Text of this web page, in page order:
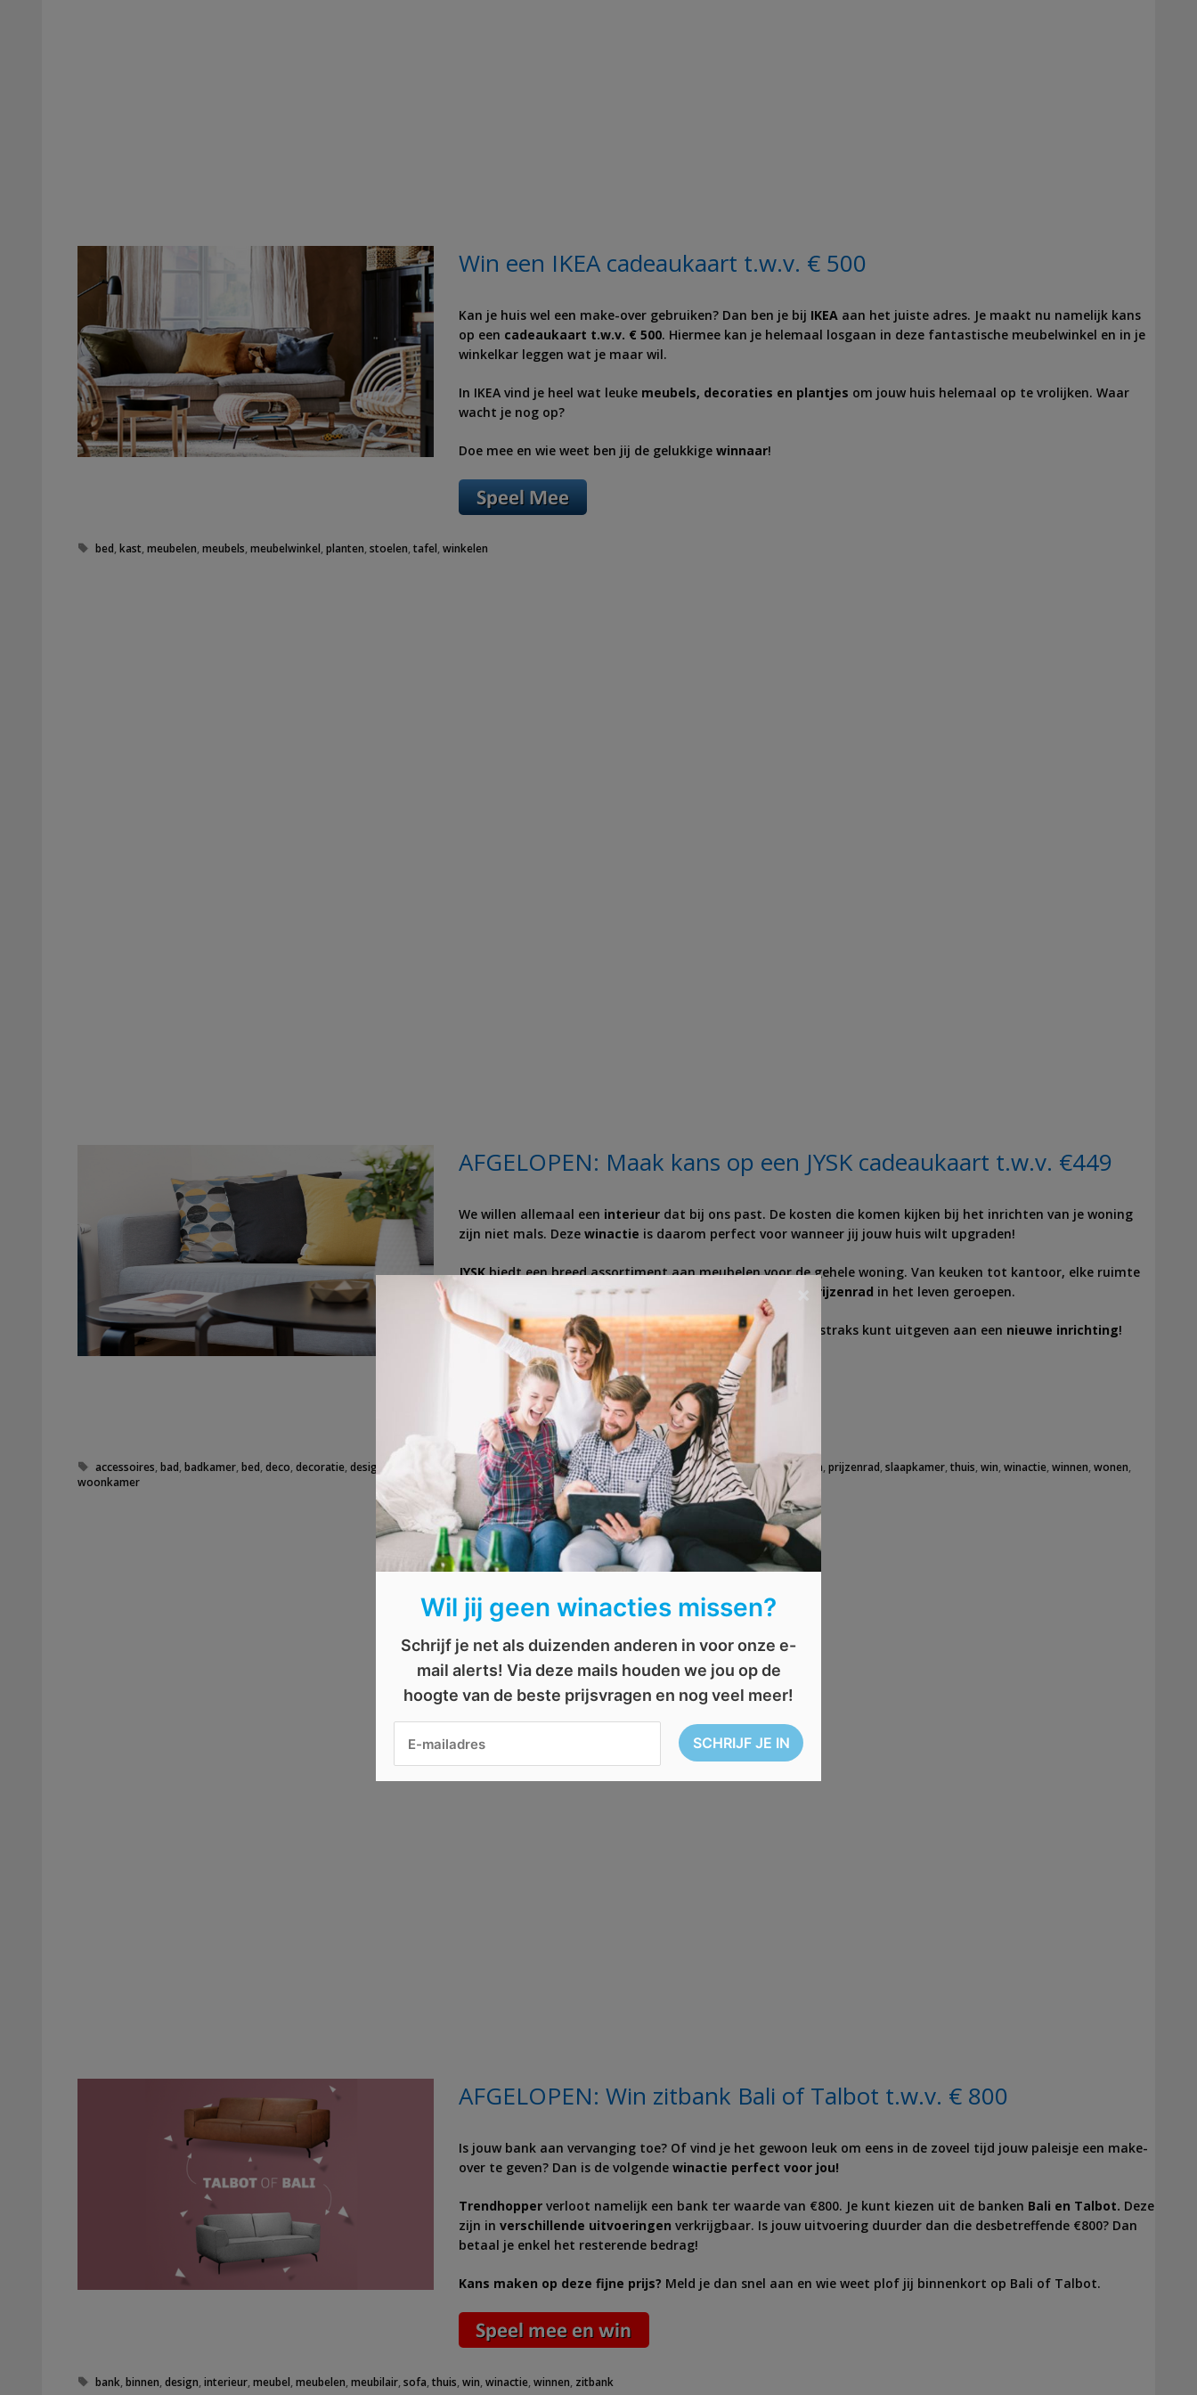
Win een IKEA cadeaukaart t.w.v. € 500
Kan je huis wel een make-over gebruiken? Dan ben je bij IKEA aan het juiste adres. Je maakt nu namelijk kans
op een cadeaukaart t.w.v. € 500. Hiermee kan je helemaal losgaan in deze fantastische meubelwinkel en in je
winkelkar leggen wat je maar wil.
In IKEA vind je heel wat leuke meubels, decoraties en plantjes om jouw huis helemaal op te vrolijken. Waar
wacht je nog op?
Doe mee en wie weet ben jij de gelukkige winnaar!
Tags
bed,kast,meubelen,meubels,meubelwinkel,planten,stoelen,tafel,winkelen
AFGELOPEN: Maak kans op een JYSK cadeaukaart t.w.v. €449
We willen allemaal een interieur dat bij ons past. De kosten die komen kijken bij het inrichten van je woning
zijn niet mals. Deze winactie is daarom perfect voor wanneer jij jouw huis wilt upgraden!
JYSKbiedt een breed assortiment aan meubelen voor de gehele woning. Van keuken tot kantoor, elke ruimte
komt aan bod. Vanwege het 40-jarige bestaan is er een prijzenrad in het leven geroepen.
Geef een slinger aan het raden kijk of jij die waardebon straks kunt uitgeven aan een nieuwe inrichting!
Tags
accessoires ,bad ,badkamer ,bed ,deco ,decoratie ,design, huis inrichting,interieur,keuken,meubel,meubelen,meubels,prijs ,prijzen ,prijzenrad ,slaapkamer ,thuis ,win ,winactie ,winnen ,wonen
woonkamer
AFGELOPEN: Win zitbank Bali of Talbot t.w.v. € 800
Is jouw bank aan vervanging toe? Of vind je het gewoon leuk om eens in de zoveel tijd jouw paleisje een make-
over te geven? Dan is de volgende winactie perfect voor jou!
Trendhopper verloot namelijk een bank ter waarde van €800. Je kunt kiezen uit de banken Bali en Talbot. Deze
zijn in verschillende uitvoeringen verkrijgbaar. Is jouw uitvoering duurder dan die desbetreffende €800? Dan
betaal je enkel het resterende bedrag!
Kans maken op deze fijne prijs? Meld je dan snel aan en wie weet plof jij binnenkort op Bali of Talbot.
Tags
bank ,binnen ,design ,interieur ,meubel ,meubelen ,meubilair ,sofa ,thuis ,win ,winactie ,winnen zitbank
Wil jij geen winacties missen?
Schrijf je net als duizenden anderen in voor onze e-
mail alerts! Via deze mails houden we jou op de
hoogte van de beste prijsvragen en nog veel meer!
×